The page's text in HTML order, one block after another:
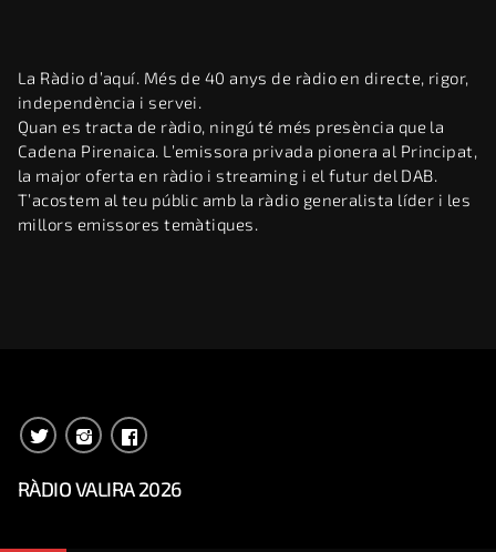
La Ràdio d’aquí. Més de 40 anys de ràdio en directe, rigor,
independència i servei.
Quan es tracta de ràdio, ningú té més presència que la
Cadena Pirenaica. L’emissora privada pionera al Principat,
la major oferta en ràdio i streaming i el futur del DAB.
T’acostem al teu públic amb la ràdio generalista líder i les
millors emissores temàtiques.
RÀDIO VALIRA 2026